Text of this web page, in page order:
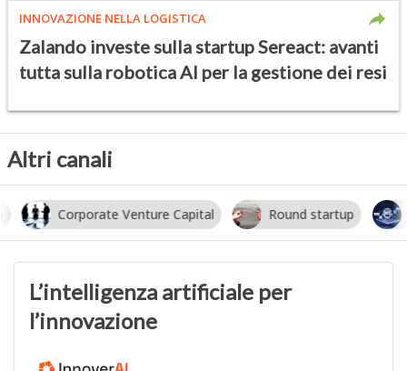
INNOVAZIONE NELLA LOGISTICA
Zalando investe sulla startup Sereact: avanti
tutta sulla robotica AI per la gestione dei resi
Altri canali
Corporate Venture Capital Round startup
L’intelligenza artificiale per
l’innovazione